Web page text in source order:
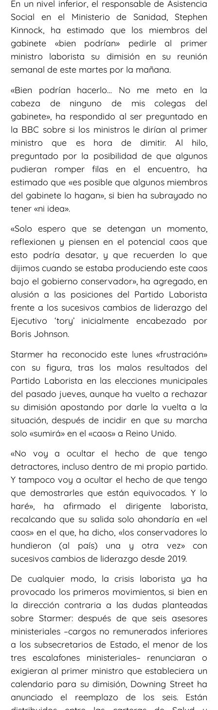
En un nivel inferior, el responsable de Asistencia
Social en el Ministerio de Sanidad, Stephen
Kinnock, ha estimado que los miembros del
gabinete «bien podrían» pedirle al primer
ministro laborista su dimisión en su reunión
semanal de este martes por la mañana.
«Bien podrían hacerlo… No me meto en la
cabeza de ninguno de mis colegas del
gabinete», ha respondido al ser preguntado en
la BBC sobre si los ministros le dirían al primer
ministro que es hora de dimitir. Al hilo,
preguntado por la posibilidad de que algunos
pudieran romper filas en el encuentro, ha
estimado que «es posible que algunos miembros
del gabinete lo hagan», si bien ha subrayado no
tener «ni idea».
«Solo espero que se detengan un momento,
reflexionen y piensen en el potencial caos que
esto podría desatar, y que recuerden lo que
dijimos cuando se estaba produciendo este caos
bajo el gobierno conservador», ha agregado, en
alusión a las posiciones del Partido Laborista
frente a los sucesivos cambios de liderazgo del
Ejecutivo ‘tory’ inicialmente encabezado por
Boris Johnson.
Starmer ha reconocido este lunes «frustración»
con su figura, tras los malos resultados del
Partido Laborista en las elecciones municipales
del pasado jueves, aunque ha vuelto a rechazar
su dimisión apostando por darle la vuelta a la
situación, después de incidir en que su marcha
solo «sumirá» en el «caos» a Reino Unido.
«No voy a ocultar el hecho de que tengo
detractores, incluso dentro de mi propio partido.
Y tampoco voy a ocultar el hecho de que tengo
que demostrarles que están equivocados. Y lo
haré», ha afirmado el dirigente laborista,
recalcando que su salida solo ahondaría en «el
caos» en el que, ha dicho, «los conservadores lo
hundieron (al país) una y otra vez» con
sucesivos cambios de liderazgo desde 2019.
De cualquier modo, la crisis laborista ya ha
provocado los primeros movimientos, si bien en
la dirección contraria a las dudas planteadas
sobre Starmer: después de que seis asesores
ministeriales –cargos no remunerados inferiores
a los subsecretarios de Estado, el menor de los
tres escalafones ministeriales– renunciaran o
exigieran al primer ministro que estableciera un
calendario para su dimisión, Downing Street ha
anunciado el reemplazo de los seis. Están